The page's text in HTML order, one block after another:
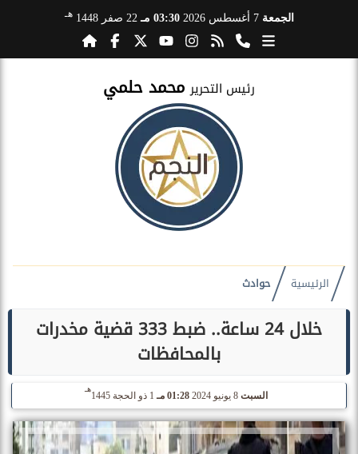
الجمعة 7 أغسطس 2026 03:30 مـ 22 صفر 1448 هـ
رئيس التحرير محمد حلمي
الرئيسية حوادث
خلال 24 ساعة.. ضبط 333 قضية مخدرات
بالمحافظات
السبت 8 يونيو 2024 01:28 مـ 1 ذو الحجة 1445
هـ